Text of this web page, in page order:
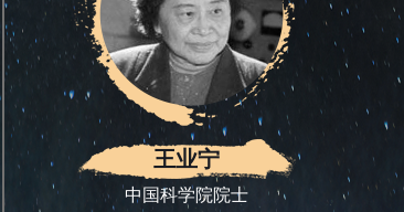
王业宁
中国科学院院士